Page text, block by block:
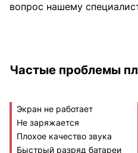
вопрос нашему
Частые проблемы
Экран не работает
Не заряжается
Плохое качество звука
Быстрый разряд батареи